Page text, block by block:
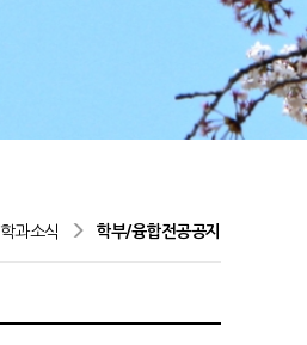
학과소식 학부/융합전공공지